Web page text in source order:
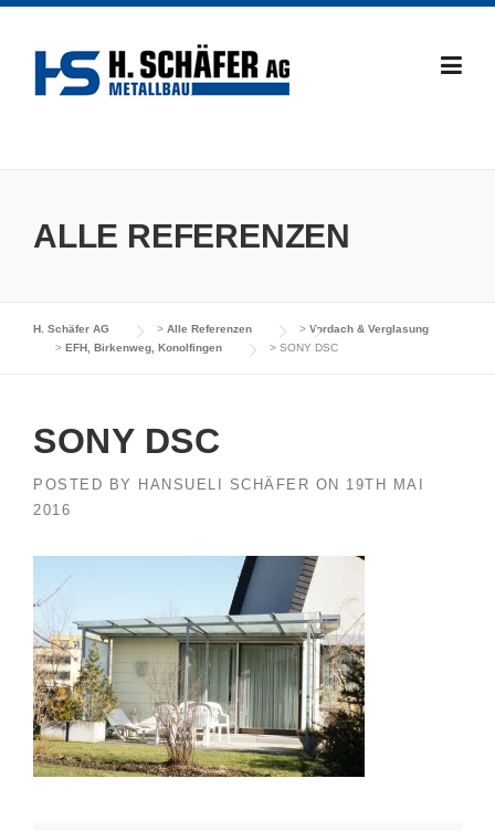
content
ALLE REFERENZEN
H. Schäfer AG > Alle Referenzen > Vordach & Verglasung
> EFH, Birkenweg, Konolfingen > SONY DSC
SONY DSC
POSTED BY HANSUELI SCHÄFER ON 19TH MAI
2016